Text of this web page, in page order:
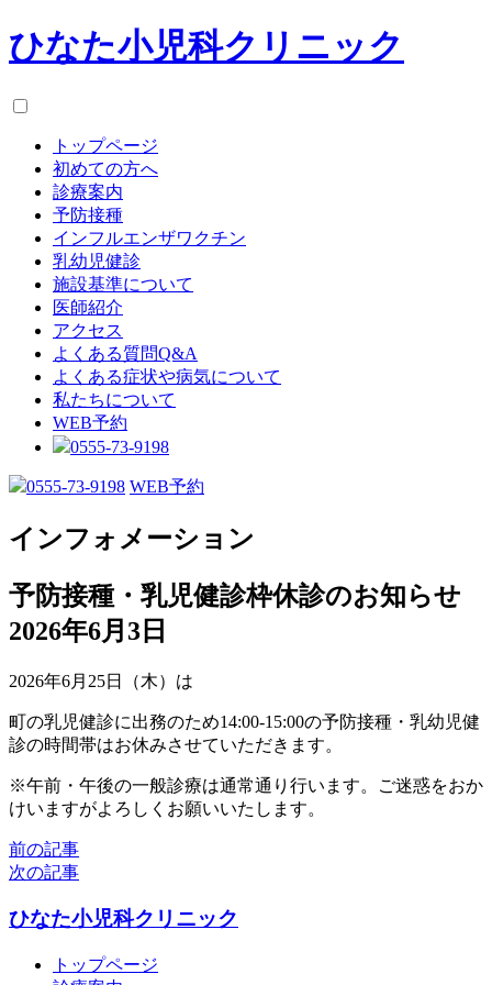
ひなた小児科クリニック
トップページ
初めての方へ
診療案内
予防接種
インフルエンザワクチン
乳幼児健診
施設基準について
医師紹介
アクセス
よくある質問Q&A
よくある症状や病気について
私たちについて
WEB予約
0555-73-9198
0555-73-9198 WEB予約
インフォメーション
予防接種・乳児健診枠休診のお知らせ
2026年6月3日
2026年6月25日（木）は
町の乳児健診に出務のため14:00-15:00の予防接種・乳幼児健
診の時間帯はお休みさせていただきます。
※午前・午後の一般診療は通常通り行います。ご迷惑をおか
けいますがよろしくお願いいたします。
前の記事
次の記事
ひなた小児科クリニック
トップページ